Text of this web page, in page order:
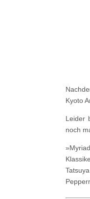
Kyoto
Leider
noch